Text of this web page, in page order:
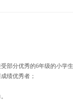
部分优秀的6年级的小学
绩优秀者；